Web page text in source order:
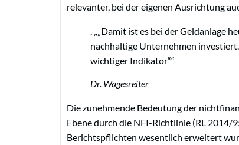
relevanter, bei der eigenen Ausrichtung
„Damit ist es bei der Geldanlage
nachhaltige Unternehmen
wichtiger Indikator“
Dr. Wagesreiter
Die zunehmende Bedeutung der
Ebene durch die NFI-Richtlinie (RL 2014/
Berichtspflichten wesentlich erweitert